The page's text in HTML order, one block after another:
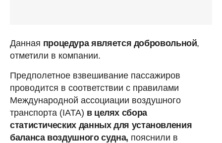
Данная процедура является добровольной,
отметили в компании.
Предполетное взвешивание пассажиров
проводится в соответствии с правилами
Международной ассоциации воздушного
транспорта (IATA) в целях сбора
статистических данных для установления
баланса воздушного судна, пояснили в